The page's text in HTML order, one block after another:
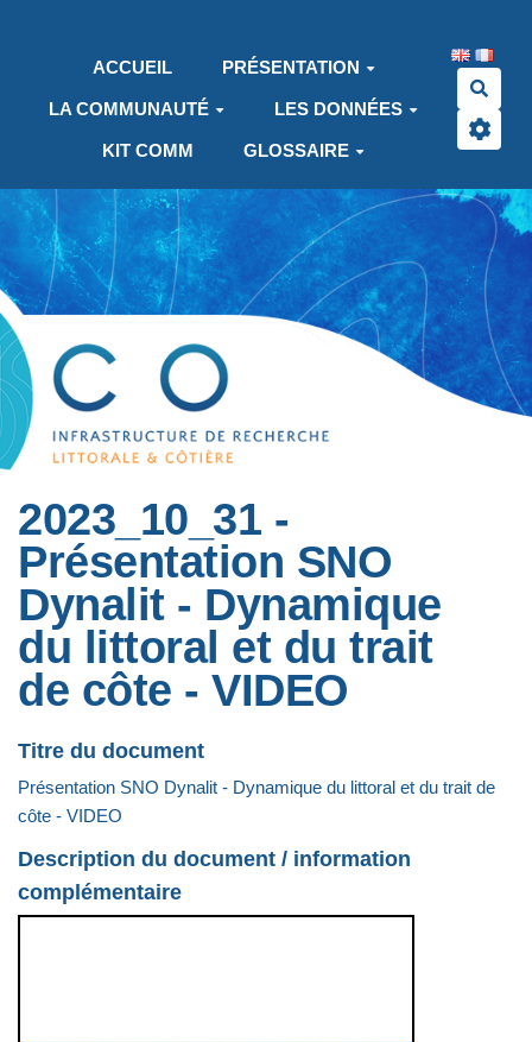
ACCUEIL
PRÉSENTATION
LA COMMUNAUTÉ LES DONNÉES
KIT COMM GLOSSAIRE
2023_10_31 -
Présentation SNO
Dynalit - Dynamique
du littoral et du trait
de côte - VIDEO
Titre du document
Présentation SNO Dynalit - Dynamique du littoral et du trait de
côte - VIDEO
Description du document / information
complémentaire